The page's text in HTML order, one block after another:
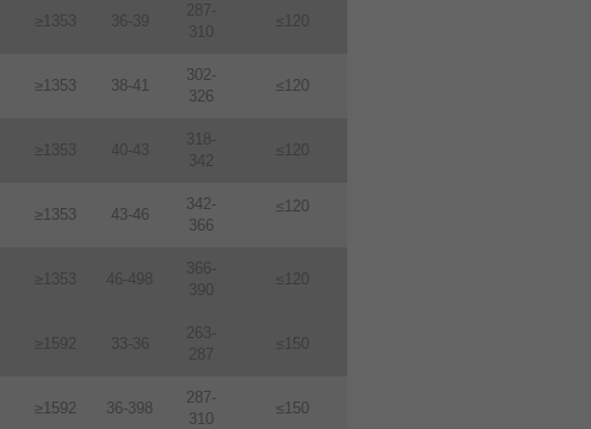
≥1353 36-39
287-
310
≤120
≥1353 38-41
302-
326
≤120
≥1353 40-43
318-
342
≤120
≥1353 43-46
342-
366
≤120
≥1353 46-498
366-
390
≤120
≥1592 33-36
263-
287
≤150
≥1592 36-398
287-
310
≤150